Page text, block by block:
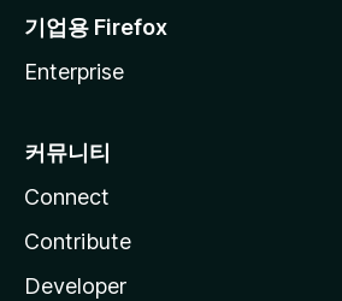
기업용 Firefox
Enterprise
커뮤니티
Connect
Contribute
Developer